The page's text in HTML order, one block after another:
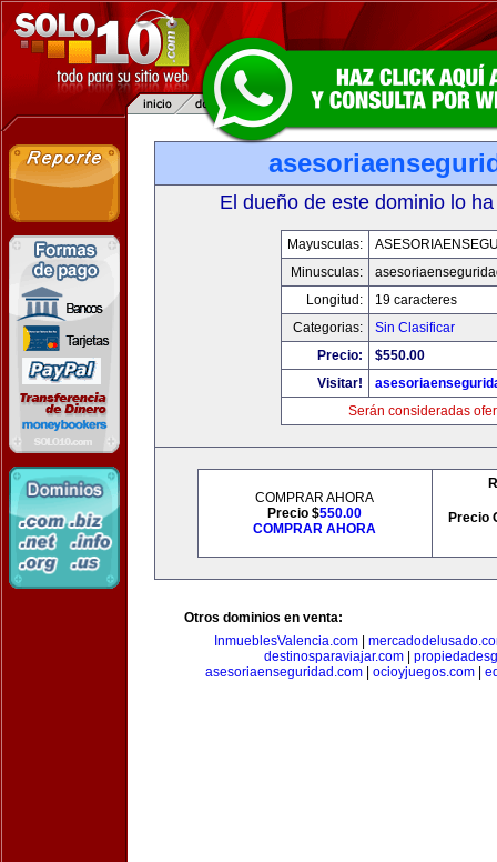
El dueño de este dominio lo
Mayusculas:
Minusculas:
Longitud:
19 caracteres
Categorias:
Sin Clasificar
Precio:
$550.00
Visitar!
Serán consideradas
COMPRAR AHORA
Precio $550.00
COMPRAR AHORA
Precio
Otros dominios en venta:
InmueblesValencia.com|
destinosparaviajar.com
asesoriaenseguridad.com
ocioyjuegos.com